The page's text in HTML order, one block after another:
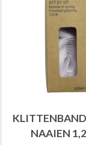
NAAIEN